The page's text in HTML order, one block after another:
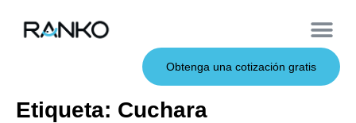
Obtenga una cotización gratis
Etiqueta: Cuchara